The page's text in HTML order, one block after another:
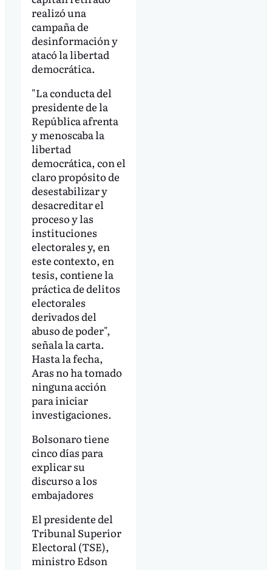
realizó una
campaña de
desinformación y
atacó la libertad
democrática.
"La conducta del
presidente de la
República afrenta
y menoscaba la
libertad
democrática, con el
claro propósito de
desestabilizar y
desacreditar el
proceso y las
instituciones
electorales y, en
este contexto, en
tesis, contiene la
práctica de delitos
electorales
derivados del
abuso de poder",
señala la carta.
Hasta la fecha,
Aras no ha tomado
ninguna acción
para iniciar
investigaciones.
Bolsonaro tiene
cinco días para
explicar su
discurso a los
embajadores
El presidente del
Tribunal Superior
Electoral (TSE),
ministro Edson